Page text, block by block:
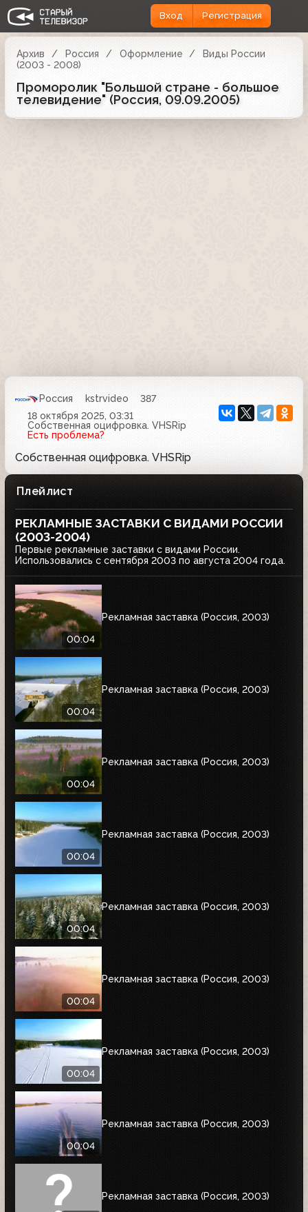
Вход Регистрация
Архив Россия Оформление
Виды России
(2003 - 2008)
Проморолик "Большой стране - большое
телевидение" (Россия, 09.09.2005)
Россия kstrvideo
387
18 октября 2025, 03:31
Собственная оцифровка. VHSRip
Есть проблема?
Собственная оцифровка. VHSRip
Плейлист
РЕКЛАМНЫЕ ЗАСТАВКИ С ВИДАМИ РОССИИ
(2003-2004)
Первые рекламные заставки с видами России.
Использовались с сентября 2003 по августа 2004 года.
00:04
Рекламная заставка (Россия, 2003)
00:04
Рекламная заставка (Россия, 2003)
00:04
Рекламная заставка (Россия, 2003)
00:04
Рекламная заставка (Россия, 2003)
00:04
Рекламная заставка (Россия, 2003)
00:04
Рекламная заставка (Россия, 2003)
00:04
Рекламная заставка (Россия, 2003)
00:04
Рекламная заставка (Россия, 2003)
Рекламная заставка (Россия, 2003)